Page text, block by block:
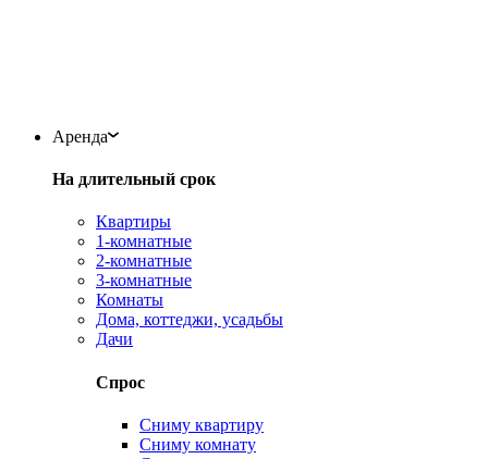
Аренда
На длительный срок
Квартиры
1-комнатные
2-комнатные
3-комнатные
Комнаты
Дома, коттеджи, усадьбы
Дачи
Спрос
Сниму квартиру
Сниму комнату